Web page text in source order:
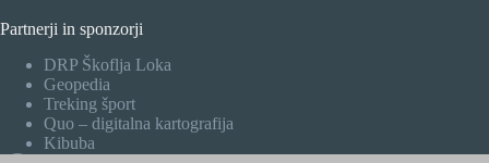
Partnerji in sponzorji
DRP Škoflja Loka
Geopedia
Treking šport
Quo – digitalna kartografija
Kibuba